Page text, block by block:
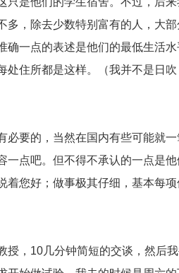
多，除去少数特别富有的人，大
确一点的表述是他们的最低生活
处住所都是这样。（我并不是日
要的，当然在国内有些可能就一
一点吧。但不得不承认的一点是
着您好；做事极其仔细，基本每
授，10几分钟简短的交谈，然后